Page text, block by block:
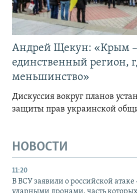
Андрей Щекун: «Крым –
единственный регион,
меньшинство»
Дискуссия вокруг планов
защиты прав украинской
НОВОСТИ
11:20
В ВСУ заявили о российской